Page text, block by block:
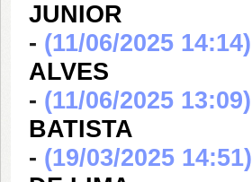
JUNIOR
- (11/06/2025 14:14)
ALVES
- (11/06/2025 13:09)
BATISTA
- (19/03/2025 14:51)